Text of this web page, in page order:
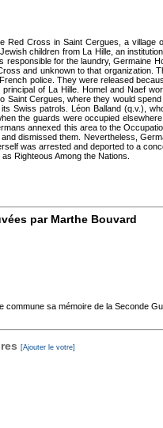
Cross in Saint Cergues, a village
children from La Hille, an
for the laundry, Germaine
and unknown to that organization.
police. They were released
of La Hille. Homel and Naef
Cergues, where they would
Swiss patrols. Léon Balland (q.v.),
the guards were occupied
annexed this area to the
dismissed them. Nevertheless,
was arrested and deported to a
Righteous Among the Nations.
par Marthe Bouvard
sa mémoire de la Seconde
[Ajouter le votre]